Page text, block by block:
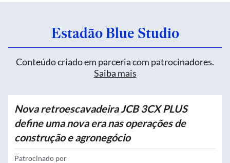
Estadão Blue Studio
Conteúdo criado em parceria com patrocinadores.
Saiba mais
Nova retroescavadeira JCB 3CX PLUS
define uma nova era nas operações de
construção e agronegócio
Patrocinado por